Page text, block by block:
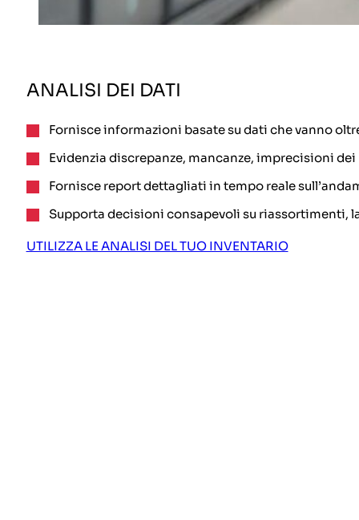
ANALISI DEI DATI
Fornisce informazioni basate su dati che vanno
Evidenzia discrepanze, mancanze, imprecisioni
Fornisce report dettagliati in tempo reale
Supporta decisioni consapevoli su riassortimenti,
UTILIZZA LE ANALISI DEL TUO INVENTARIO